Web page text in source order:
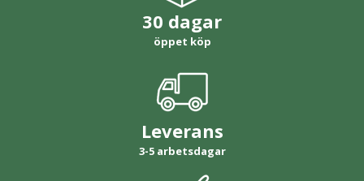
30 dagar
öppet köp
Leverans
3-5 arbetsdagar